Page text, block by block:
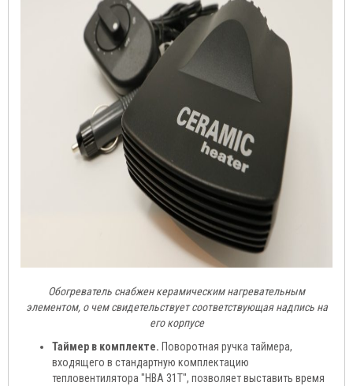
Обогреватель снабжен керамическим нагревательным
элементом, о чем свидетельствует соответствующая надпись на
его корпусе
Таймер в комплекте. Поворотная ручка таймера,
входящего в стандартную комплектацию
тепловентилятора "HBA 31T", позволяет выставить время